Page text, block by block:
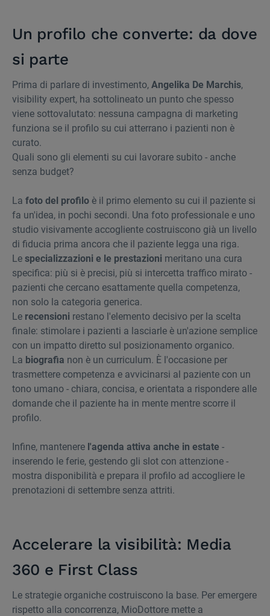
Un profilo che converte: da dove
si parte
Prima di parlare di investimento, Angelika De Marchis,
visibility expert, ha sottolineato un punto che spesso
viene sottovalutato: nessuna campagna di marketing
funziona se il profilo su cui atterrano i pazienti non è
curato.
Quali sono gli elementi su cui lavorare subito - anche
senza budget?
La foto del profilo è il primo elemento su cui il paziente si
fa un'idea, in pochi secondi. Una foto professionale e uno
studio visivamente accogliente costruiscono già un livello
di fiducia prima ancora che il paziente legga una riga.
Le specializzazioni e le prestazioni meritano una cura
specifica: più si è precisi, più si intercetta traffico mirato -
pazienti che cercano esattamente quella competenza,
non solo la categoria generica.
Le recensioni restano l'elemento decisivo per la scelta
finale: stimolare i pazienti a lasciarle è un'azione semplice
con un impatto diretto sul posizionamento organico.
La biografia non è un curriculum. È l'occasione per
trasmettere competenza e avvicinarsi al paziente con un
tono umano - chiara, concisa, e orientata a rispondere alle
domande che il paziente ha in mente mentre scorre il
profilo.
Infine, mantenere l'agenda attiva anche in estate -
inserendo le ferie, gestendo gli slot con attenzione -
mostra disponibilità e prepara il profilo ad accogliere le
prenotazioni di settembre senza attriti.
Accelerare la visibilità: Media
360 e First Class
Le strategie organiche costruiscono la base. Per emergere
rispetto alla concorrenza, MioDottore mette a